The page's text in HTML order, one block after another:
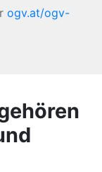
ogv.at/ogv-